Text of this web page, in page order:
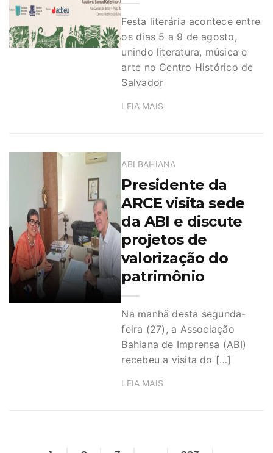
Festa literária acontece entre
os dias 5 a 9 de agosto,
unindo literatura, música e
arte no Centro Histórico de
Salvador
LEIA MAIS
ABI BAHIANA
Presidente da
ARCE visita sede
da ABI e discute
projetos de
valorização do
patrimônio
Na manhã desta segunda-
feira (27), a Associação
Bahiana de Imprensa (ABI)
recebeu a visita do […]
LEIA MAIS